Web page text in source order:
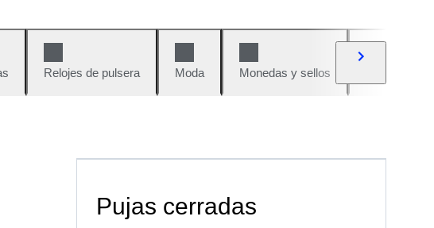
Relojes de pulsera Moda Monedas y sellos
Pujas cerradas